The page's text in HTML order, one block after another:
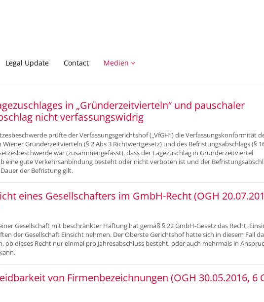
Legal Update Contact Medien
in „Gründerzeitvierteln“ und pauschaler
nicht verfassungswidrig
prüfte der Verfassungsgerichtshof („VfGH“) die Verfassungskonformität
Wiener Gründerzeitvierteln (§ 2 Abs 3 Richtwertgesetz) und des Befristungsabschlags (§
war (zusammengefasst), dass der Lagezuschlag in Gründerzeitviertel
eine gute Verkehrsanbindung besteht oder nicht verboten ist und der
der Befristung gilt.
eines Gesellschafters im GmbH-Recht (OGH
Gesellschaft mit beschränkter Haftung hat gemäß § 22 GmbH-Gesetz das Recht,
der Gesellschaft Einsicht nehmen. Der Oberste Gerichtshof hatte sich in diesem Fall
ob dieses Recht nur einmal pro Jahresabschluss besteht, oder auch mehrmals in
von Firmenbezeichnungen (OGH 30.05.2016, 6